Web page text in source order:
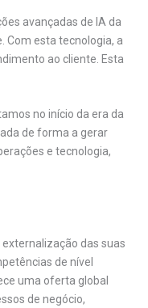
avançadas de IA da
Com esta tecnologia, a
ao cliente. Esta
no início da era da
de forma a gerar
e tecnologia,
das suas
de nível
uma oferta global
de negócio,